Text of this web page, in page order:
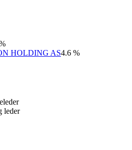
HOLDING AS4.6 %
leder